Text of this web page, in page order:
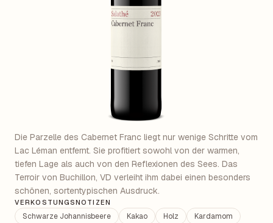
Die Parzelle des Cabernet Franc liegt nur wenige Schritte vom
Lac Léman entfernt. Sie profitiert sowohl von der warmen,
tiefen Lage als auch von den Reflexionen des Sees. Das
Terroir von Buchillon, VD verleiht ihm dabei einen besonders
schönen, sortentypischen Ausdruck.
VERKOSTUNGSNOTIZEN
Schwarze Johannisbeere Kakao Holz
Kardamom